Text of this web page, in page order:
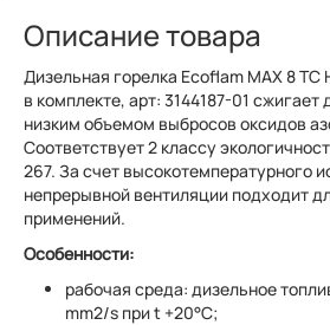
Описание товара
Дизельная горелка Ecoflam MAX 8 TC
в комплекте, арт: 3144187-01 сжигает
низким объемом выбросов оксидов
Соответствует 2 классу
267. За счет высокотемпературного
непрерывной вентиляции подходит
применений.
Особенности:
рабочая среда: дизельное
mm2/s при t +20°C;